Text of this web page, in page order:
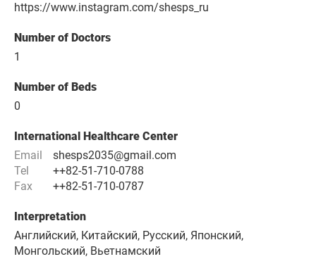
https://www.instagram.com/shesps_ru
Number of Doctors
1
Number of Beds
0
International Healthcare Center
Email
shesps2035@gmail.com
Tel
++82-51-710-0788
Fax
++82-51-710-0787
Interpretation
Английский, Китайский, Русский, Японский,
Монгольский, Вьетнамский